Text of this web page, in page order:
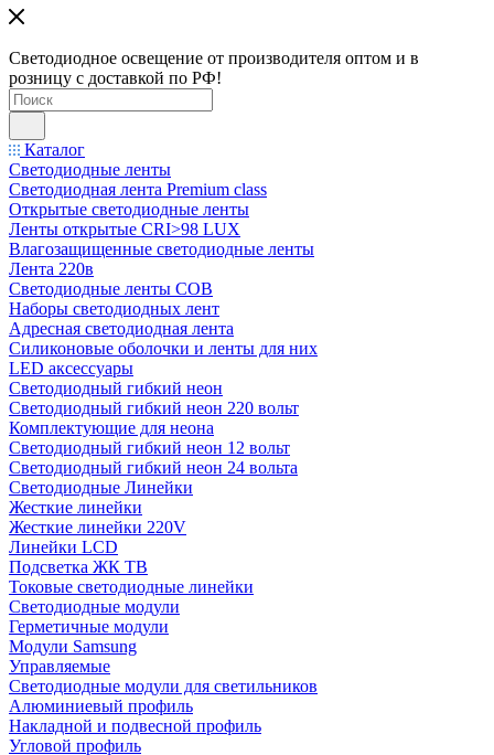
Светодиодное освещение от производителя оптом и в
розницу с доставкой по РФ!
Каталог
Светодиодные ленты
Светодиодная лента Premium class
Открытые светодиодные ленты
Ленты открытые CRI>98 LUX
Влагозащищенные светодиодные ленты
Лента 220в
Светодиодные ленты COB
Наборы светодиодных лент
Адресная светодиодная лента
Силиконовые оболочки и ленты для них
LED аксессуары
Светодиодный гибкий неон
Светодиодный гибкий неон 220 вольт
Комплектующие для неона
Светодиодный гибкий неон 12 вольт
Светодиодный гибкий неон 24 вольта
Светодиодные Линейки
Жесткие линейки
Жесткие линейки 220V
Линейки LCD
Подсветка ЖК ТВ
Токовые светодиодные линейки
Светодиодные модули
Герметичные модули
Модули Samsung
Управляемые
Светодиодные модули для светильников
Алюминиевый профиль
Накладной и подвесной профиль
Угловой профиль